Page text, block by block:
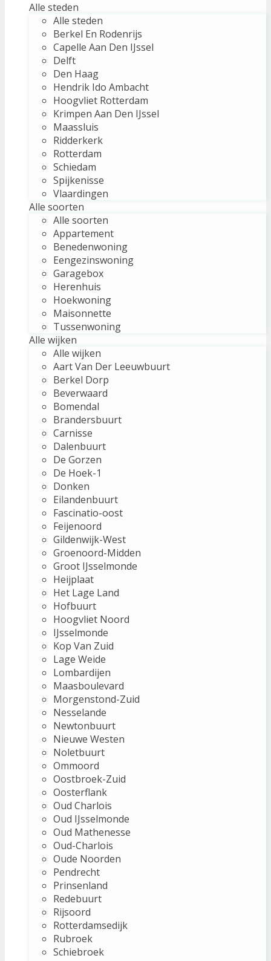
Alle steden
Alle steden
Berkel En Rodenrijs
Capelle Aan Den IJssel
Delft
Den Haag
Hendrik Ido Ambacht
Hoogvliet Rotterdam
Krimpen Aan Den IJssel
Maassluis
Ridderkerk
Rotterdam
Schiedam
Spijkenisse
Vlaardingen
Alle soorten
Alle soorten
Appartement
Benedenwoning
Eengezinswoning
Garagebox
Herenhuis
Hoekwoning
Maisonnette
Tussenwoning
Alle wijken
Alle wijken
Aart Van Der Leeuwbuurt
Berkel Dorp
Beverwaard
Bomendal
Brandersbuurt
Carnisse
Dalenbuurt
De Gorzen
De Hoek-1
Donken
Eilandenbuurt
Fascinatio-oost
Feijenoord
Gildenwijk-West
Groenoord-Midden
Groot IJsselmonde
Heijplaat
Het Lage Land
Hofbuurt
Hoogvliet Noord
IJsselmonde
Kop Van Zuid
Lage Weide
Lombardijen
Maasboulevard
Morgenstond-Zuid
Nesselande
Newtonbuurt
Nieuwe Westen
Noletbuurt
Ommoord
Oostbroek-Zuid
Oosterflank
Oud Charlois
Oud IJsselmonde
Oud Mathenesse
Oud-Charlois
Oude Noorden
Pendrecht
Prinsenland
Redebuurt
Rijsoord
Rotterdamsedijk
Rubroek
Schiebroek